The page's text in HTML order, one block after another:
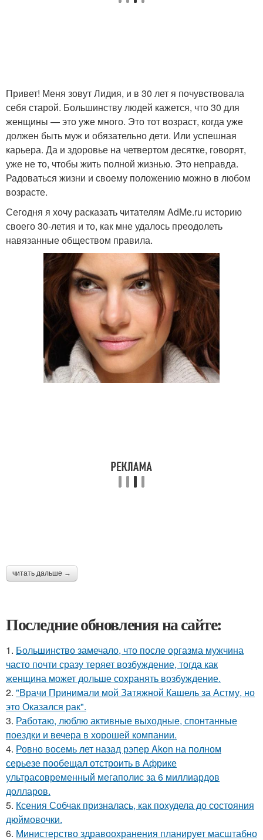
Привет! Меня зовут Лидия, и в 30 лет я почувствовала
себя старой. Большинству людей кажется, что 30 для
женщины — это уже много. Это тот возраст, когда уже
должен быть муж и обязательно дети. Или успешная
карьера. Да и здоровье на четвертом десятке, говорят,
уже не то, чтобы жить полной жизнью. Это неправда.
Радоваться жизни и своему положению можно в любом
возрасте.
Сегодня я хочу расказать читателям AdMe.ru историю
своего 30-летия и то, как мне удалось преодолеть
навязанные обществом правила.
читать дальше →
Последние обновления на сайте:
1. Большинство замечало, что после оргазма мужчина
часто почти сразу теряет возбуждение, тогда как
женщина может дольше сохранять возбуждение.
2. "Врачи Принимали мой Затяжной Кашель за Астму, но
это Оказался рак".
3. Работаю, люблю активные выходные, спонтанные
поездки и вечера в хорошей компании.
4. Ровно восемь лет назад рэпер Akon на полном
серьезе пообещал отстроить в Африке
ультрасовременный мегаполис за 6 миллиардов
долларов.
5. Ксения Собчак призналась, как похудела до состояния
дюймовочки.
6. Министерство здравоохранения планирует масштабно